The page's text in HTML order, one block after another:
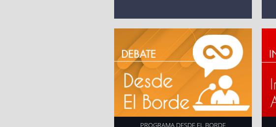
PROGRAMA DESDE EL BORDE
Los días 23, 24, 26, 27
Ingrese al siguiente
Consultorios Jurídicos
https://forms.office.com/r/
TITULADOS GRADO
Consulta
Ver aquí